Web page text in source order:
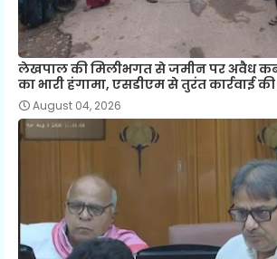
लेखपाल की मिलीभगत से जमीन पर अवैध
का भारी हंगामा, एसडीएम से तुरंत कार्रवाई
August 04, 2026